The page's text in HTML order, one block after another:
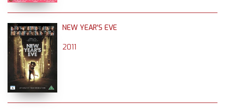
NEW YEAR'S EVE
2011